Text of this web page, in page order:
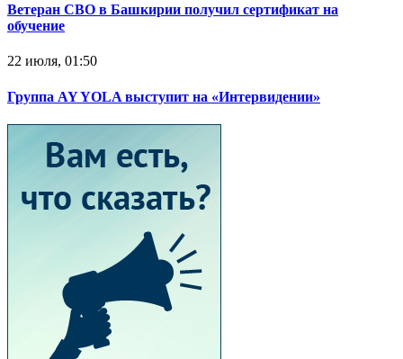
Ветеран СВО в Башкирии получил сертификат на
обучение
22 июля, 01:50
Группа AY YOLA выступит на «Интервидении»